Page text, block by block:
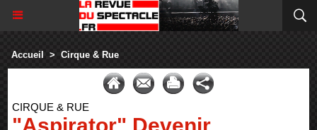
Accueil > Cirque & Rue
CIRQUE & RUE